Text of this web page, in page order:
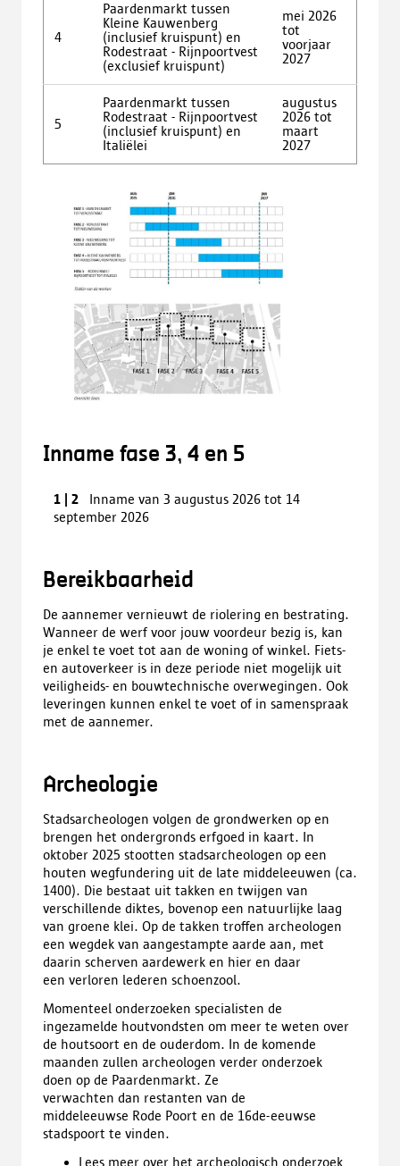
4
Paardenmarkt tussen
Kleine Kauwenberg
(inclusief kruispunt) en
Rodestraat - Rijnpoortvest
(exclusief kruispunt)
mei 2026
tot
voorjaar
2027
5
Paardenmarkt tussen
Rodestraat - Rijnpoortvest
(inclusief kruispunt) en
Italiëlei
augustus
2026 tot
maart
2027
Inname fase 3, 4 en 5
Previous
image
1 2
Inname van 3 augustus 2026 tot 14
september 2026
Bereikbaarheid
De aannemer vernieuwt de riolering en bestrating.
Wanneer de werf voor jouw voordeur bezig is, kan
je enkel te voet tot aan de woning of winkel. Fiets-
en autoverkeer is in deze periode niet mogelijk uit
veiligheids- en bouwtechnische overwegingen. Ook
leveringen kunnen enkel te voet of in samenspraak
met de aannemer.
Archeologie
Stadsarcheologen volgen de grondwerken op en
brengen het ondergronds erfgoed in kaart. In
oktober 2025 stootten stadsarcheologen op een
houten wegfundering uit de late middeleeuwen (ca.
1400). Die bestaat uit takken en twijgen van
verschillende diktes, bovenop een natuurlijke laag
van groene klei. Op de takken troffen archeologen
een wegdek van aangestampte aarde aan, met
daarin scherven aardewerk en hier en daar
een verloren lederen schoenzool.
Momenteel onderzoeken specialisten de
ingezamelde houtvondsten om meer te weten over
de houtsoort en de ouderdom. In de komende
maanden zullen archeologen verder onderzoek
doen op de Paardenmarkt. Ze
verwachten dan restanten van de
middeleeuwse Rode Poort en de 16de-eeuwse
stadspoort te vinden.
Lees meer over het archeologisch onderzoek